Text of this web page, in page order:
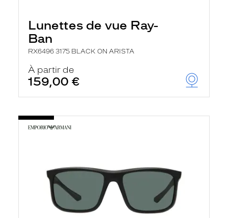
Lunettes de vue Ray-
Ban
RX6496 3175 BLACK ON ARISTA
À partir de
159,00 €